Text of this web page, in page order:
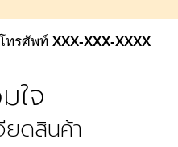
ทรศัพท์ XXX-XXX-XXXX
ใจ
ดสินค้า